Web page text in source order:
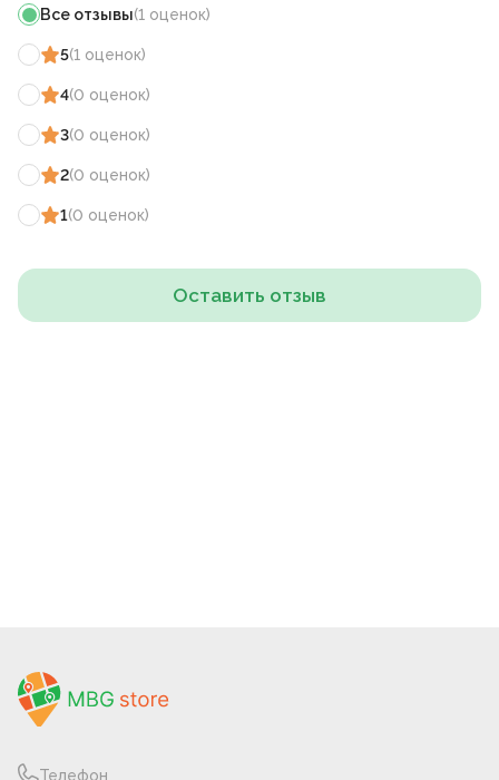
Все отзывы(1 оценок)
5(1 оценок)
4(0 оценок)
3(0 оценок)
2(0 оценок)
1(0 оценок)
Оставить отзыв
Телефон